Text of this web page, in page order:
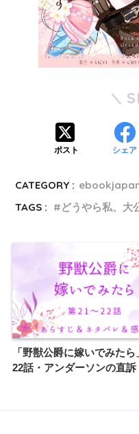
ポスト シェア
CATEGORY :
TAGS :
どうやら私、大
「野獣公爵に嫁いでみたら
22話・アンダーソンの直訴